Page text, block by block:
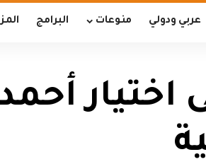
عربي ودولي منوعات البرامج
اختيار